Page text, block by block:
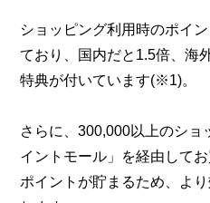
ショッピング利用時のポイ
ており、国内だと1.5倍、海
特典が付いています(※1)。
さらに、300,000以上のショ
イントモール」を経由して
ポイントが貯まるため、よ